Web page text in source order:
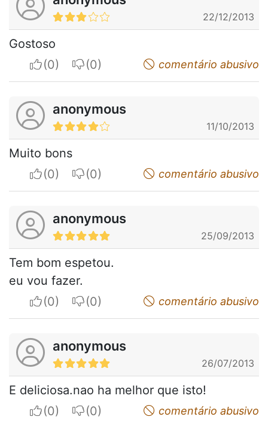
22/12/2013
Gostoso
I apreciateI do not appreciatecomentário abusivo
anonymous
11/10/2013
Muito bons
I apreciateI do not appreciatecomentário abusivo
anonymous
25/09/2013
Tem bom espetou.
eu vou fazer.
I apreciateI do not appreciatecomentário abusivo
anonymous
26/07/2013
E deliciosa.nao ha melhor que isto!
I apreciateI do not appreciatecomentário abusivo